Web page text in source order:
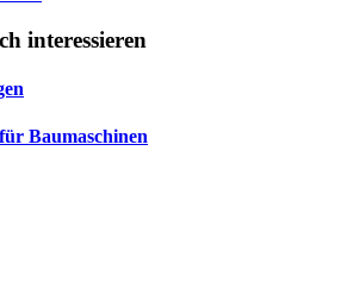
interessieren
Baumaschinen